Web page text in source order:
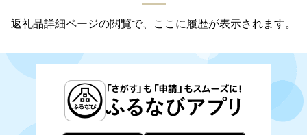
返礼品詳細ページの閲覧で、ここに履歴が表示されます。